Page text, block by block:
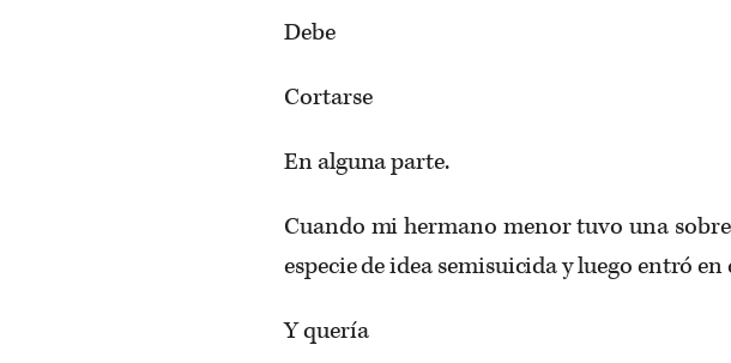
Debe
Cortarse
En alguna parte.
Cuando mi hermano menor tuvo una
especie de idea semisuicida y luego entró
Y quería